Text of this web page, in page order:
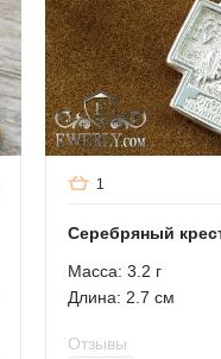
1
Cеребряный
Масса: 3.2 г
Длина: 2.7 см
Отзывы